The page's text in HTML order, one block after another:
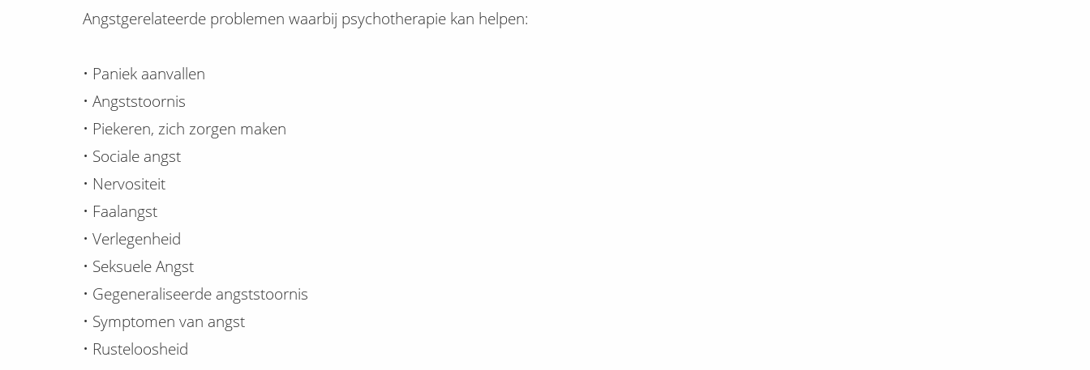
Angstgerelateerde problemen waarbij psychotherapie kan helpen:
• Paniek aanvallen
• Angststoornis
• Piekeren, zich zorgen maken
• Sociale angst
• Nervositeit
• Faalangst
• Verlegenheid
• Seksuele Angst
• Gegeneraliseerde angststoornis
• Symptomen van angst
• Rusteloosheid